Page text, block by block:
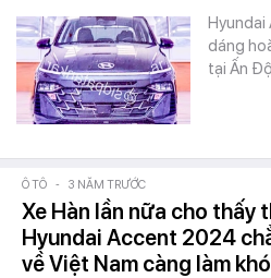
Hyundai
dáng
tại Ấn
Ô TÔ - 3 NĂM TRƯỚC
Xe Hàn lần nữa cho thấy
Hyundai Accent 2024
về Việt Nam càng làm